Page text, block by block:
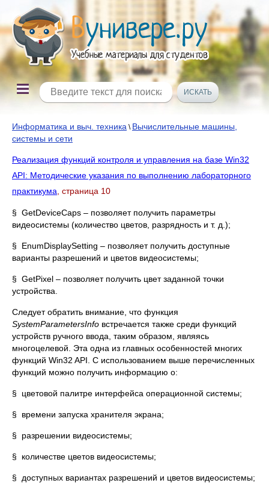
Информатика и выч. техника \ Вычислительные машины,
системы и сети
Реализация функций контроля и управления на базе Win32
API: Методические указания по выполнению лабораторного
практикума , страница 10
§ GetDeviceCaps – позволяет получить параметры
видеосистемы (количество цветов, разрядность и т. д.);
§ EnumDisplaySetting – позволяет получить доступные
варианты разрешений и цветов видеосистемы;
§ GetPixel – позволяет получить цвет заданной точки
устройства.
Следует обратить внимание, что функция
SystemParametersInfo встречается также среди функций
устройств ручного ввода, таким образом, являясь
многоцелевой. Эта одна из главных особенностей многих
функций Win32 API. С использованием выше перечисленных
функций можно получить информацию о:
§ цветовой палитре интерфейса операционной системы;
§ времени запуска хранителя экрана;
§ разрешении видеосистемы;
§ количестве цветов видеосистемы;
§ доступных вариантах разрешений и цветов видеосистемы;